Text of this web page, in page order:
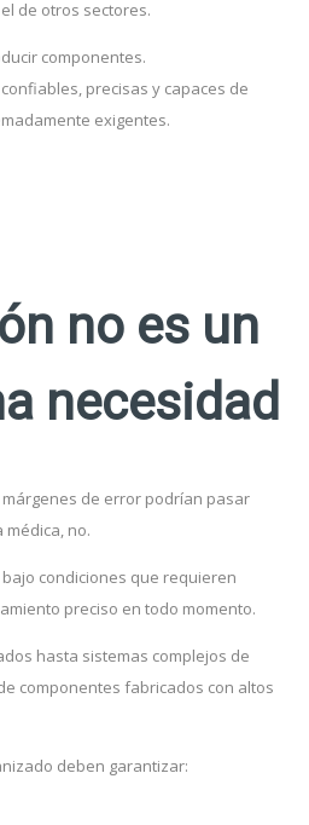
de otros sectores.
componentes.
precisas y capaces de
exigentes.
no es un
necesidad
de error podrían pasar
no.
condiciones que requieren
preciso en todo momento.
hasta sistemas complejos de
componentes fabricados con altos
deben garantizar: